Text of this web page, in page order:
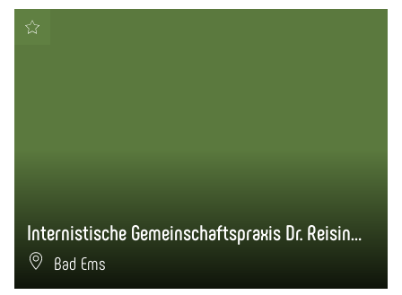
Internistische Gemeinschaftspraxis Dr. Reisinger, Dr. Eberle
Bad Ems